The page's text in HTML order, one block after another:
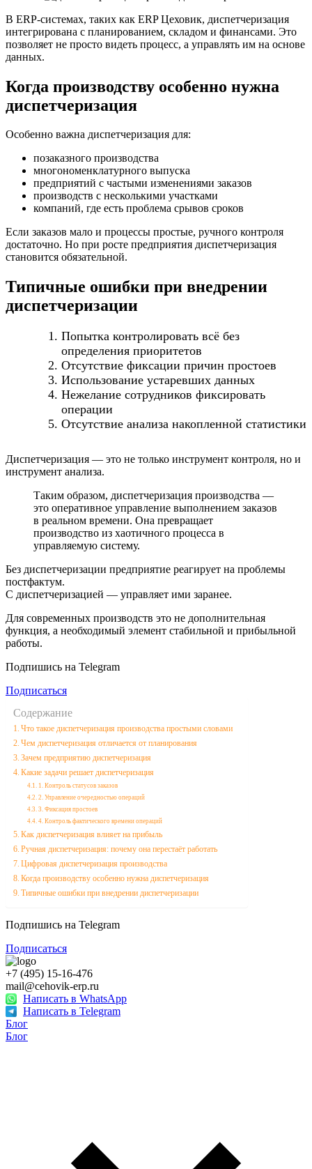
В ERP-системах, таких как ERP Цеховик, диспетчеризация
интегрирована с планированием, складом и финансами. Это
позволяет не просто видеть процесс, а управлять им на основе
данных.
Когда производству особенно нужна
диспетчеризация
Особенно важна диспетчеризация для:
позаказного производства
многономенклатурного выпуска
предприятий с частыми изменениями заказов
производств с несколькими участками
компаний, где есть проблема срывов сроков
Если заказов мало и процессы простые, ручного контроля
достаточно. Но при росте предприятия диспетчеризация
становится обязательной.
Типичные ошибки при внедрении
диспетчеризации
Попытка контролировать всё без
определения приоритетов
Отсутствие фиксации причин простоев
Использование устаревших данных
Нежелание сотрудников фиксировать
операции
Отсутствие анализа накопленной статистики
Диспетчеризация — это не только инструмент контроля, но и
инструмент анализа.
Таким образом, диспетчеризация производства —
это оперативное управление выполнением заказов
в реальном времени. Она превращает
производство из хаотичного процесса в
управляемую систему.
Без диспетчеризации предприятие реагирует на проблемы
постфактум.
С диспетчеризацией — управляет ими заранее.
Для современных производств это не дополнительная
функция, а необходимый элемент стабильной и прибыльной
работы.
Подпишись на Telegram
Подписаться
Содержание
Что такое диспетчеризация производства простыми словами
Чем диспетчеризация отличается от планирования
Зачем предприятию диспетчеризация
Какие задачи решает диспетчеризация
1. Контроль статусов заказов
2. Управление очередностью операций
3. Фиксация простоев
4. Контроль фактического времени операций
Как диспетчеризация влияет на прибыль
Ручная диспетчеризация: почему она перестаёт работать
Цифровая диспетчеризация производства
Когда производству особенно нужна диспетчеризация
Типичные ошибки при внедрении диспетчеризации
Подпишись на Telegram
Подписаться
+7 (495) 15-16-476
mail@cehovik-erp.ru
Написать в WhatsApp
Написать в Telegram
Блог
Блог